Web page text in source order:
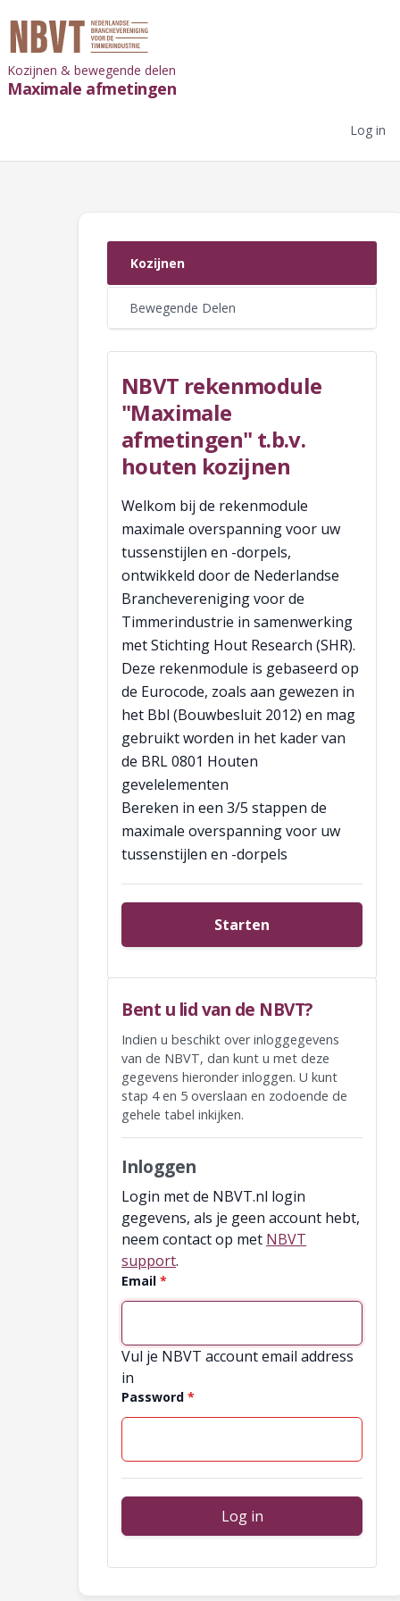
Kozijnen & bewegende delen
Maximale afmetingen
Log in
Kozijnen
Bewegende Delen
NBVT rekenmodule
"Maximale
afmetingen" t.b.v.
houten kozijnen
Welkom bij de rekenmodule
maximale overspanning voor uw
tussenstijlen en -dorpels,
ontwikkeld door de Nederlandse
Branchevereniging voor de
Timmerindustrie in samenwerking
met Stichting Hout Research (SHR).
Deze rekenmodule is gebaseerd op
de Eurocode, zoals aan gewezen in
het Bbl (Bouwbesluit 2012) en mag
gebruikt worden in het kader van
de BRL 0801 Houten
gevelelementen
Bereken in een 3/5 stappen de
maximale overspanning voor uw
tussenstijlen en -dorpels
Starten
Bent u lid van de NBVT?
Indien u beschikt over inloggegevens
van de NBVT, dan kunt u met deze
gegevens hieronder inloggen. U kunt
stap 4 en 5 overslaan en zodoende de
gehele tabel inkijken.
Inloggen
Login met de NBVT.nl login
gegevens, als je geen account hebt,
neem contact op met NBVT
support.
Email
Vul je NBVT account email address
in
Password